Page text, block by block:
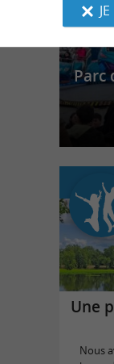
Parc
Une
Nous